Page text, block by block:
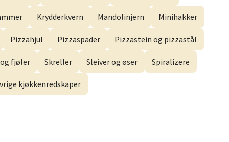
Krydderkvern Mandolinjern Minihakker
Pizzahjul Pizzaspader Pizzastein og pizzastål
fjøler Skreller Sleiver og øser Spiralizere
kjøkkenredskaper